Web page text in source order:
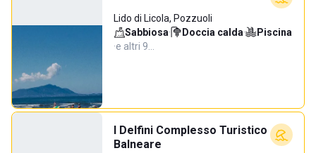
Lido di Licola, Pozzuoli
Sabbiosa· Doccia calda·
Piscina
·e altri 9…
I Delfini Complesso Turistico
Balneare